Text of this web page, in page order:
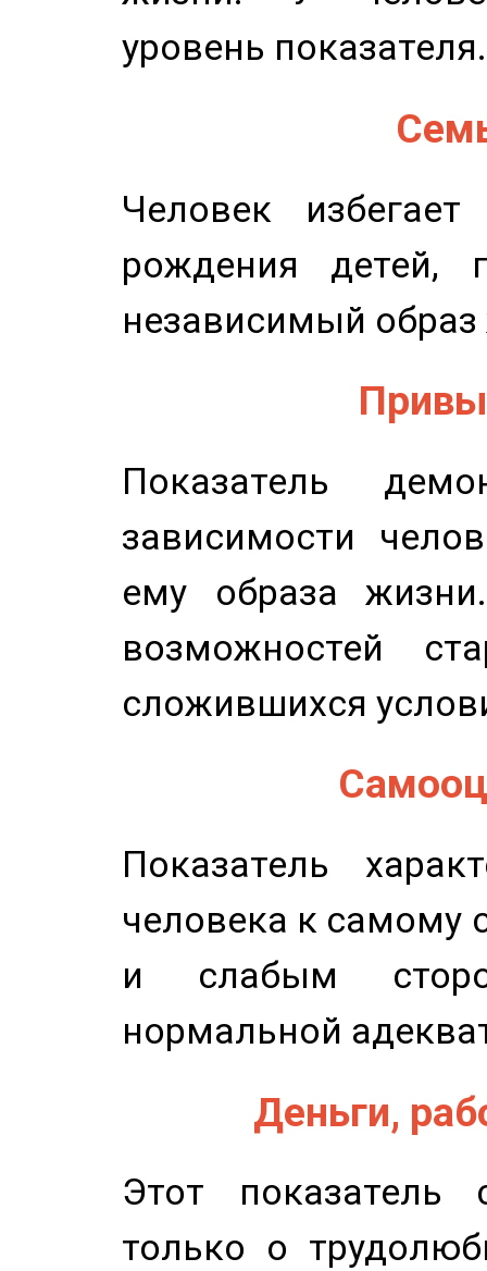
уровень показателя.
Человек
рождения детей,
независимый
Показатель
зависимости
ему образа
возможностей
сложившихся
Показатель
человека к самому
и слабым
нормальной
Деньги,
Этот показатель
только о